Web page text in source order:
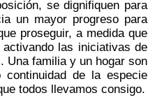
se dignifiquen para
un mayor progreso para
proseguir, a medida que
las iniciativas de
Una familia y un hogar son
de la especie
todos llevamos consigo.